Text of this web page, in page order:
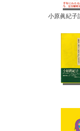
小原眞紀子